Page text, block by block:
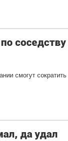
соседству
смогут
да удал